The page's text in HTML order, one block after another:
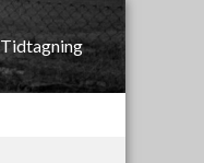
Tidtagning